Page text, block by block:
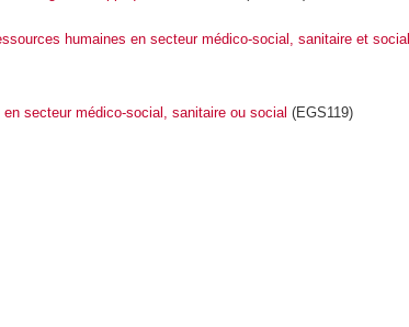
humaines en secteur médico-social, sanitaire et social
secteur médico-social, sanitaire ou social (EGS119)